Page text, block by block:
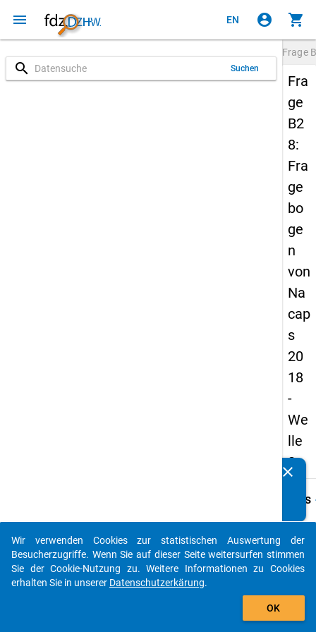
menu EN account_circle shopping_cart
search Suchen
Frage
Fra
ge
B2
8:
Fra
ge
bo
ge
n
von
Na
cap
s
20
18
-
We
lle
2
Details
B28
Wie
clear
auto_stories
add_shopping_cart
Wir verwenden Cookies zur statistischen Auswertung der
Besucherzugriffe. Wenn Sie auf dieser Seite weitersurfen stimmen
Sie der Cookie-Nutzung zu. Weitere Informationen zu Cookies
erhalten Sie in unserer Datenschutzerkärung.
OK